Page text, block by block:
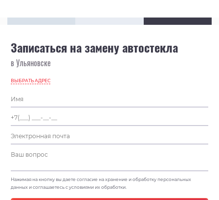
Записаться на замену автостекла
в Ульяновске
ВЫБРАТЬ АДРЕС
Нажимая на кнопку вы даете согласие на хранение и обработку персональных
данных и соглашаетесь с условиями их обработки.